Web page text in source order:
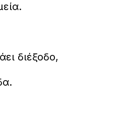
διέξοδο,